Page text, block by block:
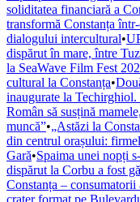
soliditatea financiară a
transformă Constanța
dialogului intercultural•
dispărut în mare, între
la SeaWave Film Fest
cultural la Constanța•
inaugurate la
Român să susțină
muncă”•„Astăzi la
din centrul orașului:
Gară•Spaima unei nopți
dispărut la Corbu a fost
Constanța – consumatorii
crater format pe